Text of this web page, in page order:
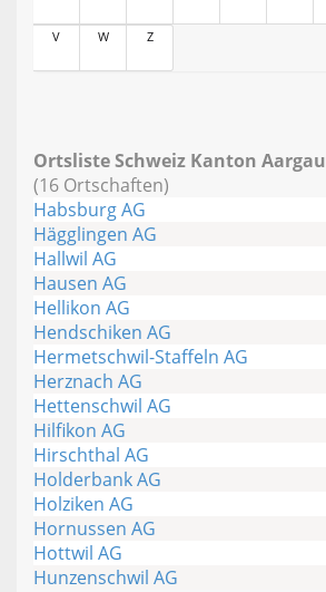
V W Z
Ortsliste Schweiz Kanton Aargau
(16 Ortschaften)
Habsburg AG
Hägglingen AG
Hallwil AG
Hausen AG
Hellikon AG
Hendschiken AG
Hermetschwil-Staffeln AG
Herznach AG
Hettenschwil AG
Hilfikon AG
Hirschthal AG
Holderbank AG
Holziken AG
Hornussen AG
Hottwil AG
Hunzenschwil AG